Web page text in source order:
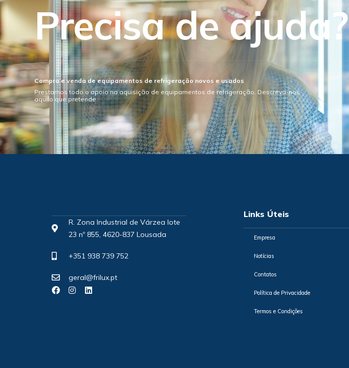
Precisa de ajuda?
Compra e venda de equipamentos de refrigeração novos e usados
Prestamos todo o apoio na aquisição de equipamentos de refrigeração. Descreva-nos
aquilo que pretende.
R. Zona Industrial de Várzea lote
23 nº 855, 4620-837 Lousada
+351 938 739 752
geral@frilux.pt
Links Úteis
Empresa
Notícias
Contatos
Política de Privacidade
Termos e Condições